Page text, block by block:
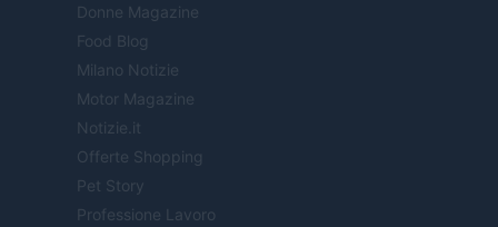
Donne Magazine
Food Blog
Milano Notizie
Motor Magazine
Notizie.it
Offerte Shopping
Pet Story
Professione Lavoro